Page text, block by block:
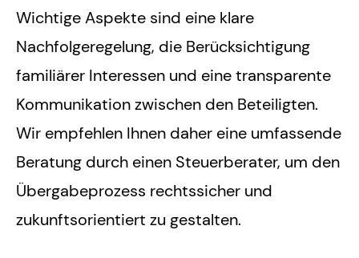
Wichtige Aspekte sind eine klare
Nachfolgeregelung, die Berücksichtigung
familiärer Interessen und eine transparente
Kommunikation zwischen den Beteiligten.
Wir empfehlen Ihnen daher eine umfassende
Beratung durch einen Steuerberater, um den
Übergabeprozess rechtssicher und
zukunftsorientiert zu gestalten.